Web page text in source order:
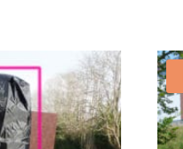
GAMME
ALUMINIUM